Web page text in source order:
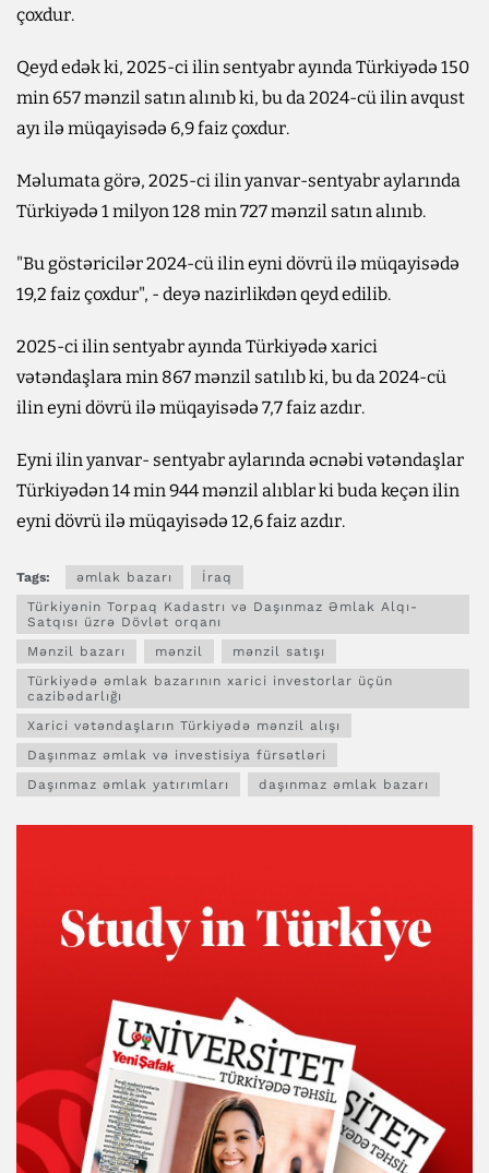
çoxdur.
Qeyd edək ki, 2025-ci ilin sentyabr ayında Türkiyədə 150
min 657 mənzil satın alınıb ki, bu da 2024-cü ilin avqust
ayı ilə müqayisədə 6,9 faiz çoxdur.
Məlumata görə, 2025-ci ilin yanvar-sentyabr aylarında
Türkiyədə 1 milyon 128 min 727 mənzil satın alınıb.
"Bu göstəricilər 2024-cü ilin eyni dövrü ilə müqayisədə
19,2 faiz çoxdur", - deyə nazirlikdən qeyd edilib.
2025-ci ilin sentyabr ayında Türkiyədə xarici
vətəndaşlara min 867 mənzil satılıb ki, bu da 2024-cü
ilin eyni dövrü ilə müqayisədə 7,7 faiz azdır.
Eyni ilin yanvar- sentyabr aylarında əcnəbi vətəndaşlar
Türkiyədən 14 min 944 mənzil alıblar ki buda keçən ilin
eyni dövrü ilə müqayisədə 12,6 faiz azdır.
Tags: əmlak bazarı
İraq
Türkiyənin Torpaq Kadastrı və Daşınmaz Əmlak Alqı-
Satqısı üzrə Dövlət orqanı
Mənzil bazarı
mənzil
mənzil satışı
Türkiyədə əmlak bazarının xarici investorlar üçün
cazibədarlığı
Xarici vətəndaşların Türkiyədə mənzil alışı
Daşınmaz əmlak və investisiya fürsətləri
Daşınmaz əmlak yatırımları
daşınmaz əmlak bazarı